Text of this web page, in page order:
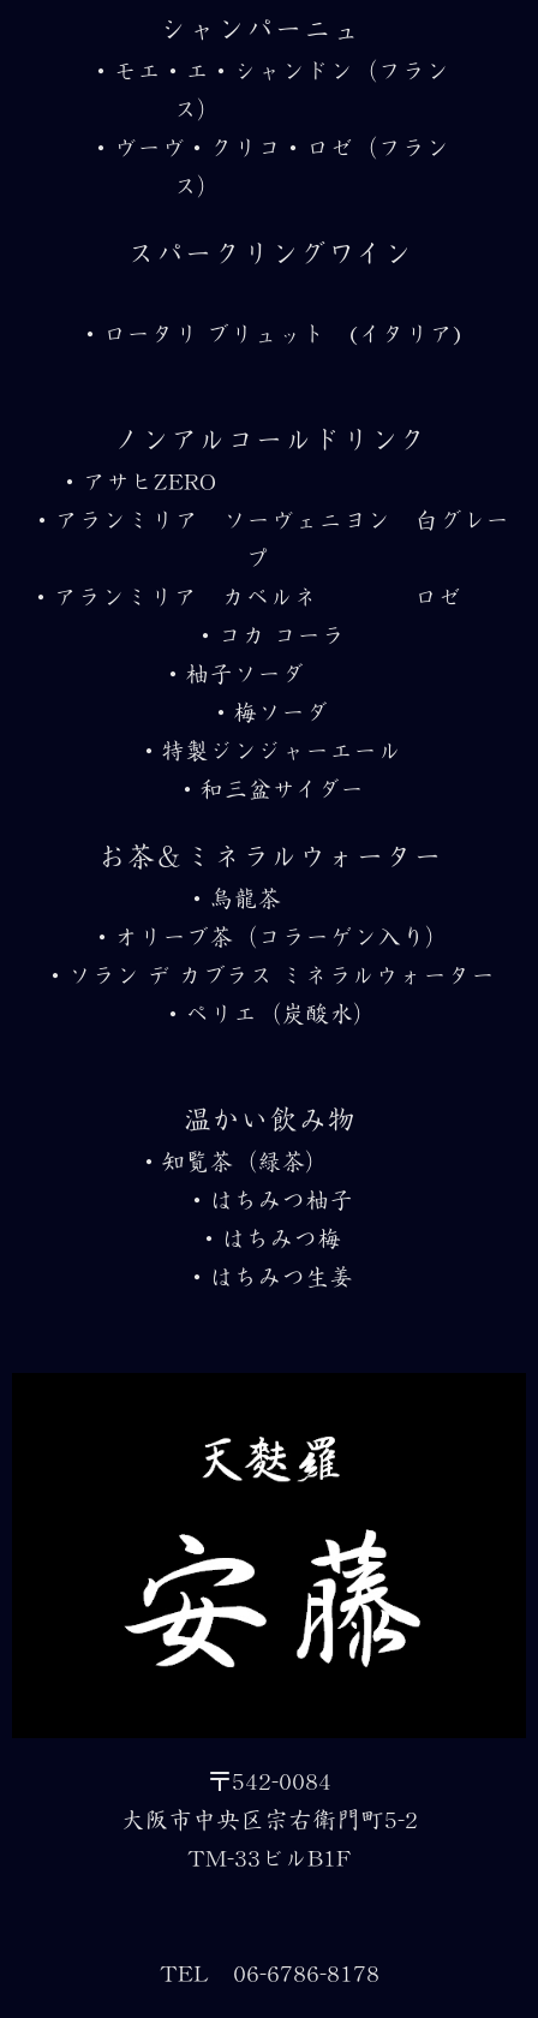
シャンパーニュ
・モエ・エ・シャンドン（フラン
ス）
・ヴーヴ・クリコ・ロゼ（フラン
ス）
スパークリングワイン
・ロータリ ブリュット (イタリア)
ノンアルコールドリンク
・アサヒZERO
・アランミリア ソーヴェニヨン 白グレー
プ
・アランミリア カベルネ ロゼ
・コカ コーラ
・柚子ソーダ
・梅ソーダ
・特製ジンジャーエール
・和三盆サイダー
お茶＆ミネラルウォーター
・烏龍茶
・オリーブ茶（コラーゲン入り）
・ソラン デ カブラス ミネラルウォーター
・ペリエ（炭酸水）
温かい飲み物
・知覧茶（緑茶）
・はちみつ柚子
・はちみつ梅
・はちみつ生姜
〒542-0084
大阪市中央区宗右衛門町5-2
TM-33ビルB1F
TEL 06-6786-8178